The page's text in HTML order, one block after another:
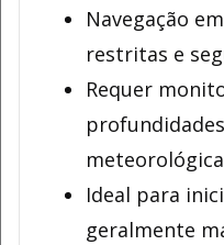
Navegação
restritas e
Requer
Ideal para
geralmente